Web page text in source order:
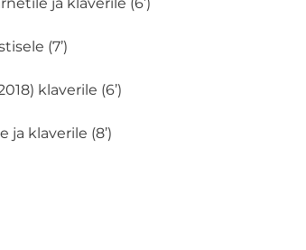
(7’)
klaverile (6’)
klaverile (8’)